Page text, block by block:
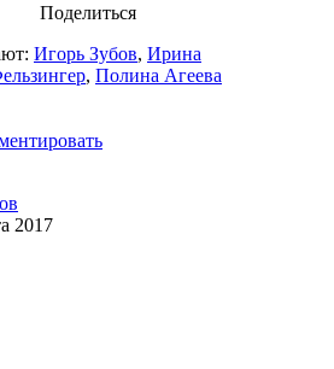
Поделиться
Игорь Зубов, Ирина
, Полина Агеева
2017